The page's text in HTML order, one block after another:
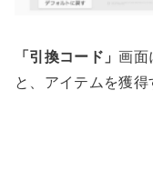
「引換コード」 画面
と、アイテムを獲得